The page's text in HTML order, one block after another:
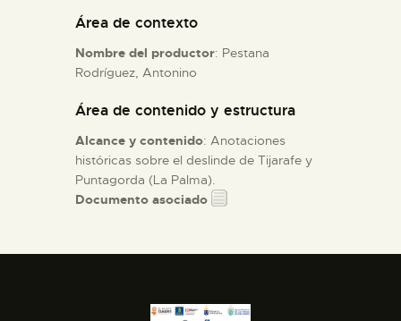
Área de contexto
Nombre del productor: Pestana
Rodríguez, Antonino
Área de contenido y estructura
Alcance y contenido: Anotaciones
históricas sobre el deslinde de Tijarafe y
Puntagorda (La Palma).
Documento asociado